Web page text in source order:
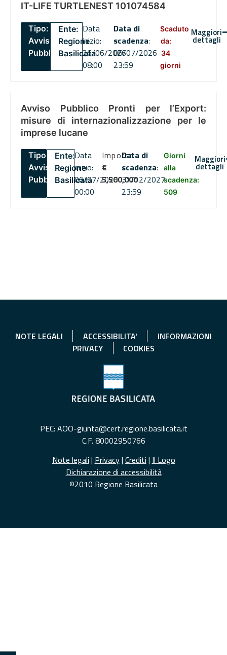
IT-LIFE TURTLENEST 101074584
Tipo:
Avviso
Pubblico
Ente:
Regione
Basilicata
Data
inizio:
26/06/2026
08:00
Data di
scadenza:
06/07/2026
23:59
Scaduto
da:
34
giorni
Maggiori
dettagli
Avviso Pubblico Pronti per l’Export:
misure di internazionalizzazione per le
imprese lucane
Tipo:
Avviso
Pubblico
Ente:
Regione
Basilicata
Data
inizio:
06/07/2026
00:00
Importo
€
5,500,000
Data di
scadenza:
31/12/2027
23:59
Giorni
alla
scadenza:
509
Maggiori
dettagli
NOTE LEGALI ACCESSIBILITA'
INFORMAZIONI
PRIVACY
COOKIES
PEC: AOO-giunta@cert.regione.basilicata.it
C.F. 80002950766
Note legali | Privacy| Crediti | Il Logo
Dichiarazione di accessibilità
©2010 Regione Basilicata